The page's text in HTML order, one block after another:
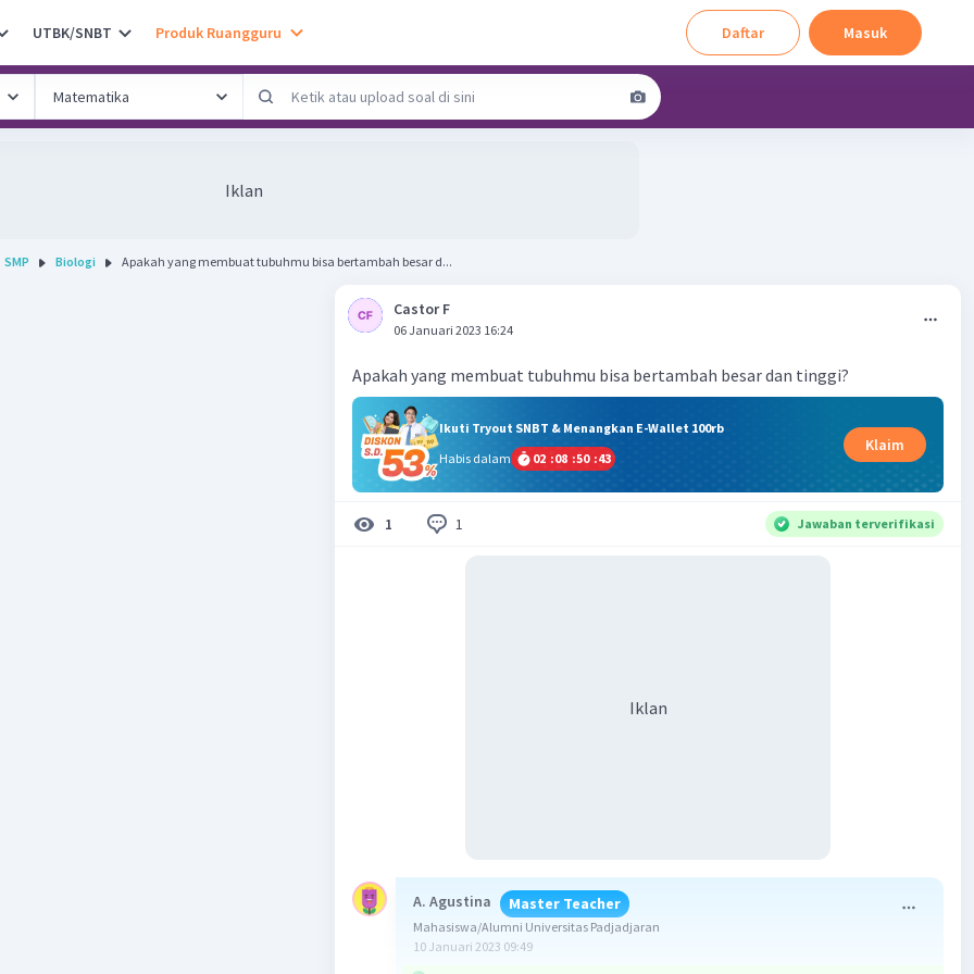
UTBK/SNBT Produk Ruangguru Daftar Masuk
Iklan
SMP Biologi Apakah yang membuat tubuhmu bisa bertambah besar d...
Castor F
06 Januari 2023 16:24
Apakah yang membuat tubuhmu bisa bertambah besar dan tinggi?
Ikuti Tryout SNBT & Menangkan E-Wallet 100rb
Habis dalam
02 :08 :50 :43
Klaim
1 1 Jawaban terverifikasi
Iklan
A. Agustina Master Teacher
Mahasiswa/Alumni Universitas Padjadjaran
10 Januari 2023 09:49